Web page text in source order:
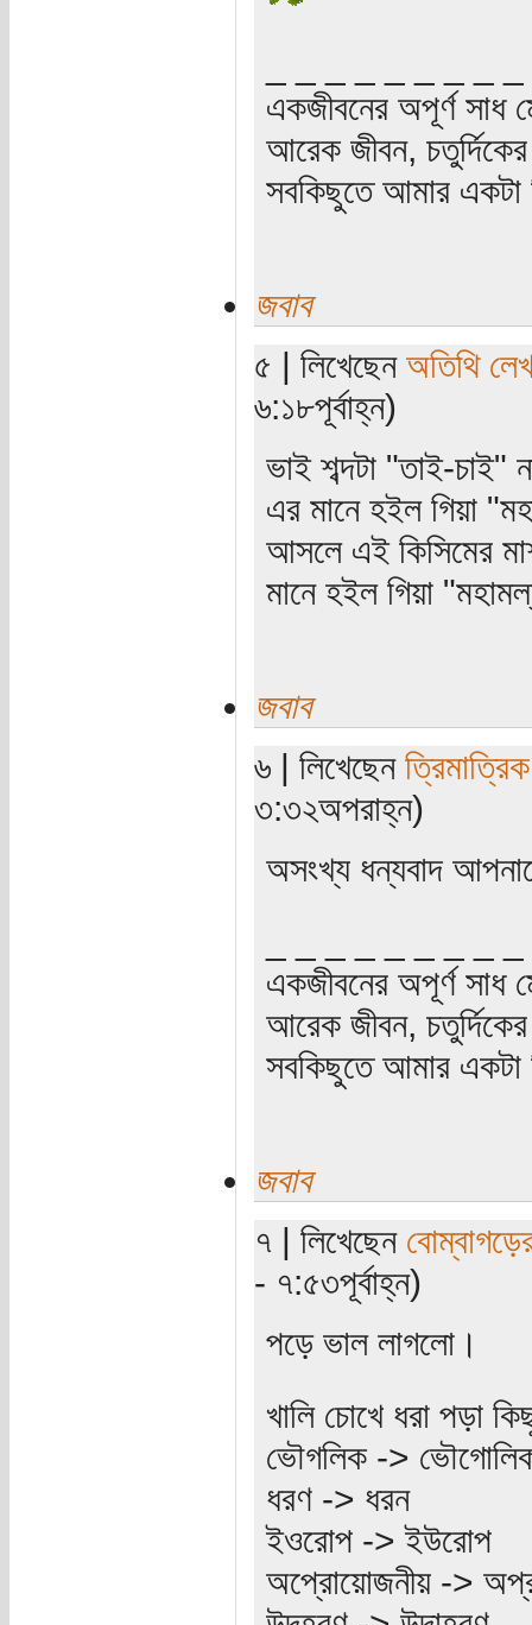
একজীবনের অপূর্ণ সাধ
আরেক জীবন, চতুর্দিকের
সবকিছুতে আমার একটা
জবাব
৫ | লিখেছেন অতিথি
৬:১৮পূর্বাহ্ন)
ভাই শব্দটা "তাই-চাই"
এর মানে হইল গিয়া
আসলে এই কিসিমের
মানে হইল গিয়া
জবাব
৬ | লিখেছেন
৩:৩২অপরাহ্ন)
অসংখ্য ধন্যবাদ
একজীবনের অপূর্ণ সাধ
আরেক জীবন, চতুর্দিকের
সবকিছুতে আমার একটা
জবাব
৭ | লিখেছেন
- ৭:৫৩পূর্বাহ্ন)
পড়ে ভাল লাগলো।
খালি চোখে ধরা পড়া
ভৌগলিক ->
ধরণ -> ধরন
ইওরোপ -> ইউরোপ
অপ্রোয়োজনীয় ->